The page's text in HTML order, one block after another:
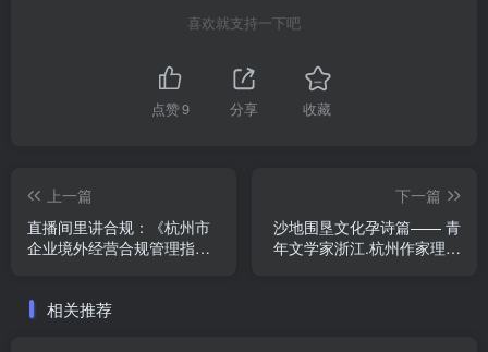
喜欢就支持一下吧
点赞9 分享 收藏
上一篇
直播间里讲合规：《杭州市
企业境外经营合规管理指
下一篇
沙地围垦文化孕诗篇—— 青
年文学家浙江.杭州作家理事
相关推荐